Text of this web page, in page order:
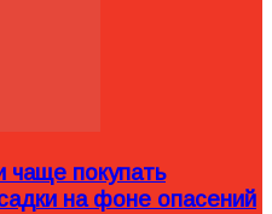
чаще покупать
на фоне опасений